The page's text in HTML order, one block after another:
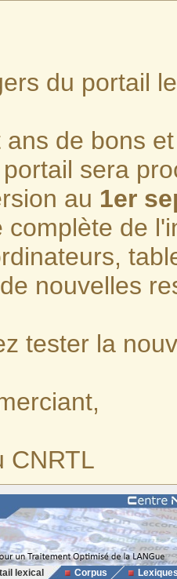
du portail
de bons
sera
au 1er
complète de
nouvelles
tester la
CNRTL
lexical Corpus